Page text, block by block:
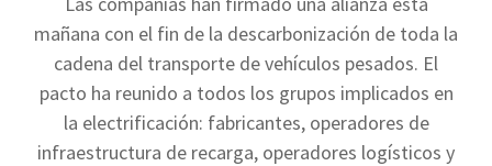
mañana con el fin de la descarbonización de toda la
cadena del transporte de vehículos pesados. El
pacto ha reunido a todos los grupos implicados en
la electrificación: fabricantes, operadores de
infraestructura de recarga, operadores logísticos y